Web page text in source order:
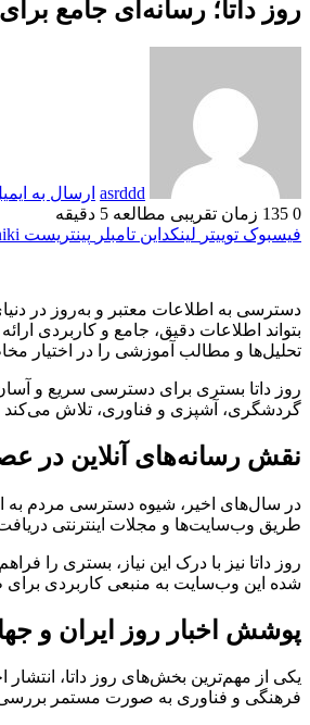
روز داتا؛ رسانه‌ای جامع
asrddd ارسال به
0
زمان تقریبی مطالعه 5 دقیقه
فیسبوک توییتر لینکداین تامبلر پینتریست
دسترسی به اطلاعات معتبر و به‌روز در
بتواند اطلاعات دقیق، جامع و کاربردی
تحلیل‌ها و مطالب آموزشی را در اختیار
روز داتا بستری برای دسترسی سریع و
گردشگری، آشپزی و فناوری، تلاش می‌کند
نقش رسانه‌های آنلاین در
در سال‌های اخیر، شیوه دسترسی مردم به
طریق وب‌سایت‌ها و مجلات اینترنتی
روز داتا نیز با درک این نیاز، بستری
شده این وب‌سایت به منبعی کاربردی
پوشش اخبار روز ایران و
یکی از مهم‌ترین بخش‌های روز داتا،
فرهنگی و فناوری به صورت مستمر بررسی